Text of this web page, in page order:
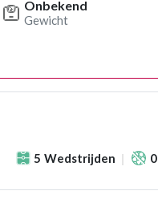
Onbekend
Gewicht
5 Wedstrijden 0